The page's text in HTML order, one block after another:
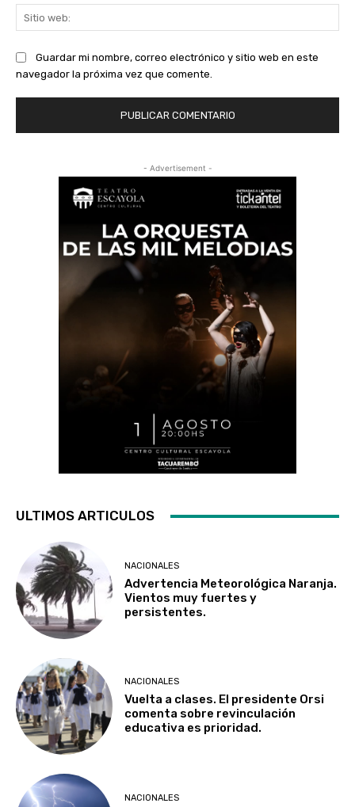
Guardar mi nombre, correo electrónico y sitio web en este
navegador la próxima vez que comente.
- Advertisement -
ULTIMOS ARTICULOS
NACIONALES
Advertencia Meteorológica Naranja.
Vientos muy fuertes y
persistentes.
NACIONALES
Vuelta a clases. El presidente Orsi
comenta sobre revinculación
educativa es prioridad.
NACIONALES